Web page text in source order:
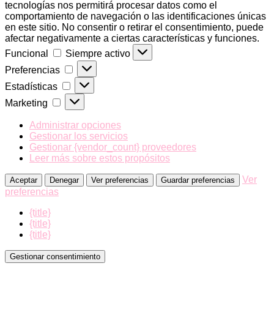
tecnologías nos permitirá procesar datos como el
comportamiento de navegación o las identificaciones únicas
en este sitio. No consentir o retirar el consentimiento, puede
afectar negativamente a ciertas características y funciones.
Funcional
Funcional
Siempre activo
Preferencias
Preferencias
Estadísticas Estadísticas
Marketing Marketing
Administrar opciones
Gestionar los servicios
Gestionar {vendor_count} proveedores
Leer más sobre estos propósitos
Aceptar Denegar Ver preferencias Guardar preferencias
Ver
preferencias
{title}
{title}
{title}
Gestionar consentimiento